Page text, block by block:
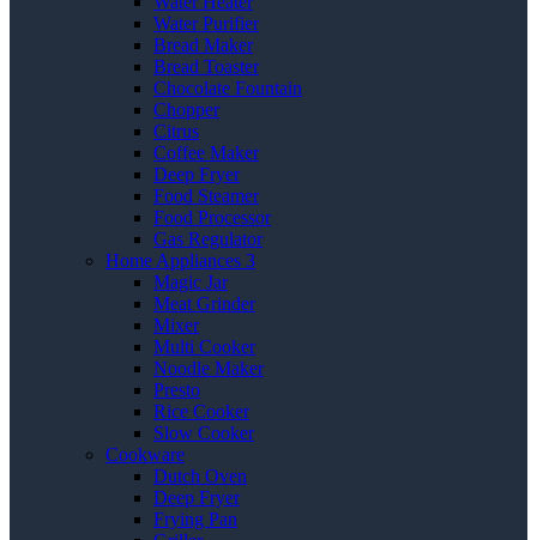
Water Purifier
Bread Maker
Bread Toaster
Chocolate Fountain
Chopper
Citrus
Coffee Maker
Deep Fryer
Food Steamer
Food Processor
Gas Regulator
Home Appliances 3
Magic Jar
Meat Grinder
Mixer
Multi Cooker
Noodle Maker
Presto
Rice Cooker
Slow Cooker
Cookware
Dutch Oven
Deep Fryer
Frying Pan